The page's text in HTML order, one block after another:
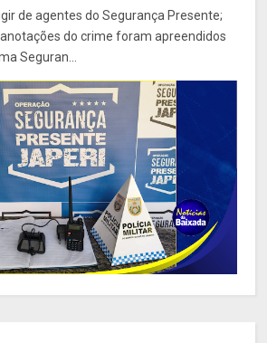
de agentes do Segurança Presente;
do crime foram apreendidos
Seguran...